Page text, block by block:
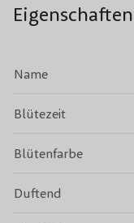
Eigenschaften
Name
Blütezeit
Blütenfarbe
Duftend